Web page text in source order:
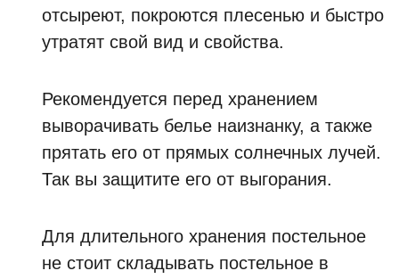
отсыреют, покроются плесенью и быстро
утратят свой вид и свойства.
Рекомендуется перед хранением
выворачивать белье наизнанку, а также
прятать его от прямых солнечных лучей.
Так вы защитите его от выгорания.
Для длительного хранения постельное
не стоит складывать постельное в